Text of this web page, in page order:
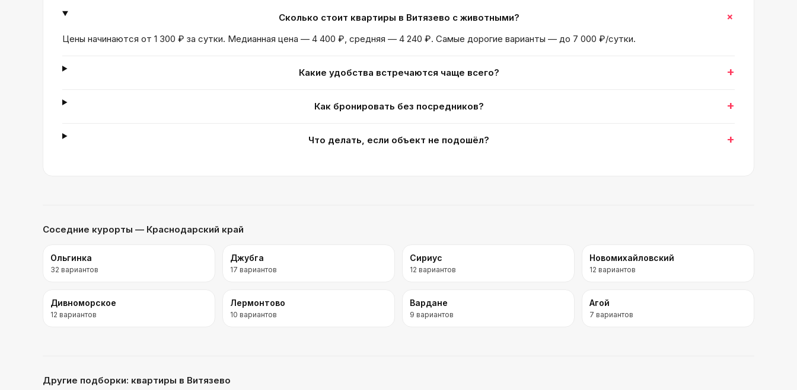
Сколько стоит квартиры в Витязево с животными? +
Цены начинаются от 1 300 ₽ за сутки. Медианная цена — 4 400 ₽, средняя — 4 240 ₽. Самые дорогие варианты — до 7 000 ₽/сутки.
Какие удобства встречаются чаще всего? +
Как бронировать без посредников? +
Что делать, если объект не подошёл? +
Соседние курорты — Краснодарский край
Ольгинка
32 вариантов
Джубга
17 вариантов
Сириус
12 вариантов
Новомихайловский
12 вариантов
Дивноморское
12 вариантов
Лермонтово
10 вариантов
Вардане
9 вариантов
Агой
7 вариантов
Другие подборки: квартиры в Витязево